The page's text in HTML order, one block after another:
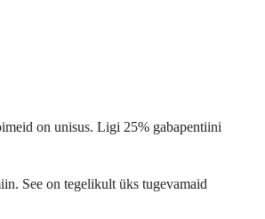
on unisus. Ligi 25% gabapentiini
See on tegelikult üks tugevamaid